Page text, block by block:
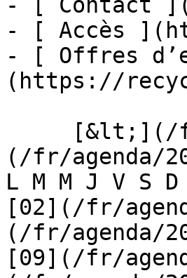
- [ Accès
- [ Offres
(https://
(/fr/agenda/
L M M J V S
[02](/fr/
(/fr/agenda/
[09](/fr/